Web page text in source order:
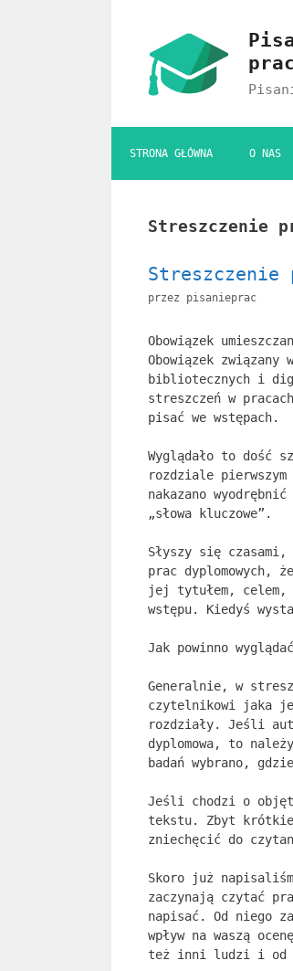
prac
STRONA GŁÓWNA O NAS
Streszczenie
Streszczenie
przez pisanieprac
Obowiązek
Obowiązek
bibliotecznych i
streszczeń w
pisać we wstępach.
Wyglądało to dość
rozdziale
nakazano
„słowa kluczowe”.
Słyszy się
prac dyplomowych,
jej tytułem, celem,
wstępu. Kiedyś
Jak powinno
Generalnie, w
czytelnikowi jaka
rozdziały. Jeśli
dyplomowa, to
badań wybrano,
Jeśli chodzi o
tekstu. Zbyt krótkie
zniechęcić do
Skoro już
zaczynają czytać
napisać. Od niego
wpływ na waszą
też inni ludzi i od